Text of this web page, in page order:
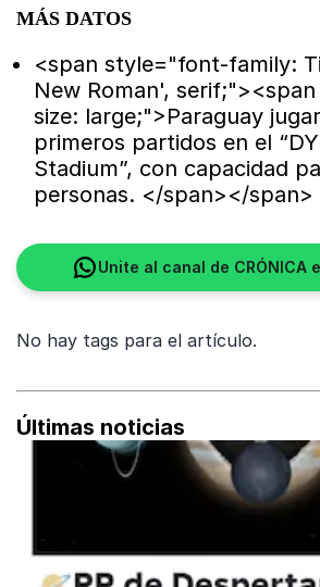
MÁS DATOS
<span style="font-family:
New Roman',
size: large;">Paraguay
primeros partidos en el
Stadium”, con capacidad
personas. </span></span>
Unite al canal de CRÓNICA
No hay tags para el artículo.
Últimas noticias